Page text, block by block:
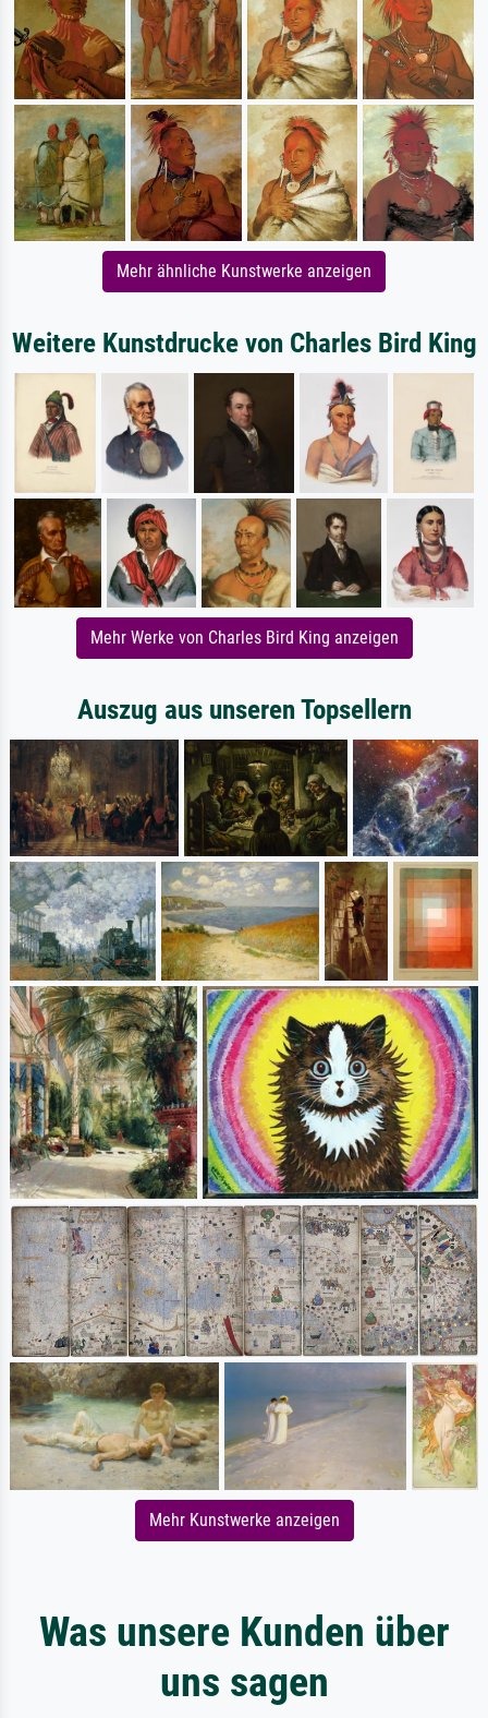
Mehr ähnliche Kunstwerke anzeigen
Weitere Kunstdrucke von Charles Bird King
Mehr Werke von Charles Bird King anzeigen
Auszug aus unseren Topsellern
Mehr Kunstwerke anzeigen
Was unsere Kunden über
uns sagen